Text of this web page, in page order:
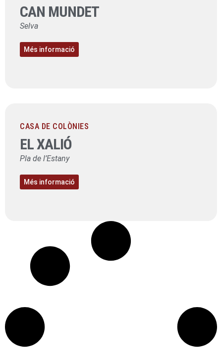
CAN MUNDET
Selva
Més informació
CASA DE COLÒNIES
EL XALIÓ
Pla de l’Estany
Més informació